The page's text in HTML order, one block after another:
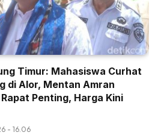
Timur: Mahasiswa Curhat
di Alor, Mentan Amran
Penting, Harga Kini
- 16.06